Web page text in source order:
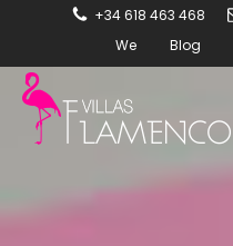
+34 618 463 468
We
Blog